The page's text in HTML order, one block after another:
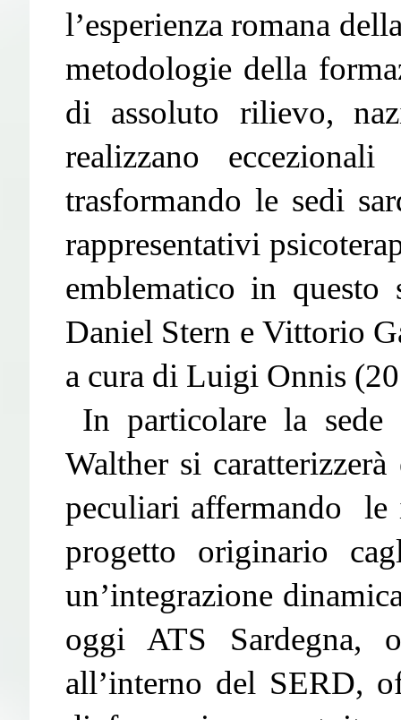
l’esperienza romana
metodologie della
di assoluto rilievo,
realizzano
trasformando le sedi
rappresentativi
emblematico in
Daniel Stern e Vittorio
a cura di Luigi Onnis
In particolare la sede
Walther si
peculiari affermando le
progetto originario
un’integrazione
oggi ATS Sardegna,
all’interno del SERD,